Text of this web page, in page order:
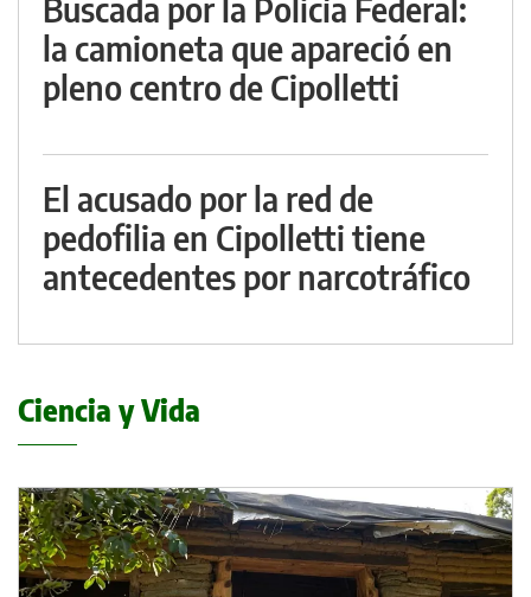
Buscada por la Policía Federal:
la camioneta que apareció en
pleno centro de Cipolletti
El acusado por la red de
pedofilia en Cipolletti tiene
antecedentes por narcotráfico
Ciencia y Vida